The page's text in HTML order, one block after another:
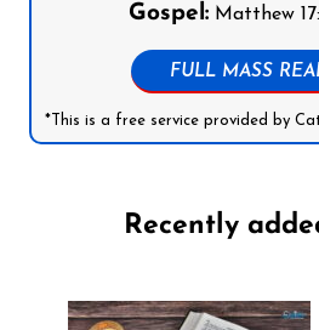
Gospel:Matthew 17:
FULL MASS
*This is a free service provided by
Recently